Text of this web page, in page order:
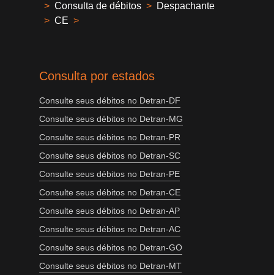
> Consulta de débitos > Despachante
> CE >
Consulta por estados
Consulte seus débitos no Detran-DF
Consulte seus débitos no Detran-MG
Consulte seus débitos no Detran-PR
Consulte seus débitos no Detran-SC
Consulte seus débitos no Detran-PE
Consulte seus débitos no Detran-CE
Consulte seus débitos no Detran-AP
Consulte seus débitos no Detran-AC
Consulte seus débitos no Detran-GO
Consulte seus débitos no Detran-MT